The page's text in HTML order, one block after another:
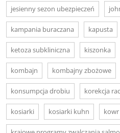
jesienny sezon ubezpieczeń
kampania buraczana kapusta
ketoza subkliniczna kiszonka
kombajn kombajny zbożowe
konsumpcja drobiu korekcja
kosiarki kosiarki kuhn kowr